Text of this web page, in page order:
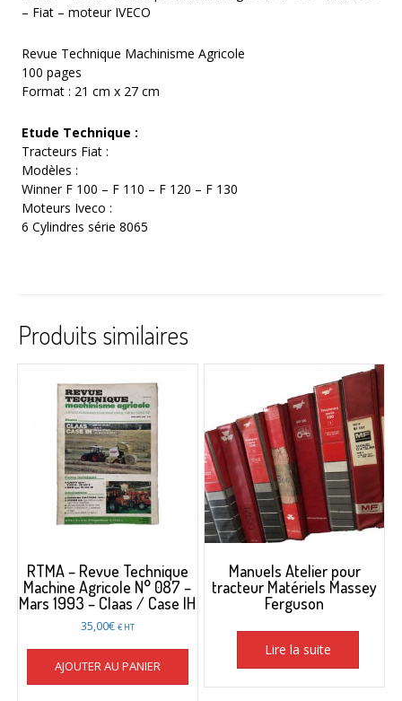
moteur
– Fiat – moteur IVECO
Revue Technique Machinisme Agricole
100 pages
Format : 21 cm x 27 cm
Etude Technique :
Tracteurs Fiat :
Modèles :
Winner F 100 – F 110 – F 120 – F 130
Moteurs Iveco :
6 Cylindres série 8065
Produits similaires
RTMA – Revue Technique
Machine Agricole N° 087 –
Mars 1993 – Claas / Case IH
35,00€ € HT
AJOUTER AU PANIER
Manuels Atelier pour
tracteur Matériels Massey
Ferguson
Lire la suite